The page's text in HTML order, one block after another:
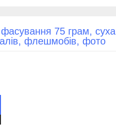
75 грам, суха
флешмобів, фото